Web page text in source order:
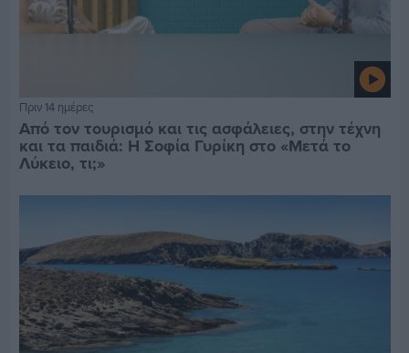
Πριν 14 ημέρες
Από τον τουρισμό και τις ασφάλειες, στην τέχνη
και τα παιδιά: Η Σοφία Γυρίκη στο «Μετά το
Λύκειο, τι;»